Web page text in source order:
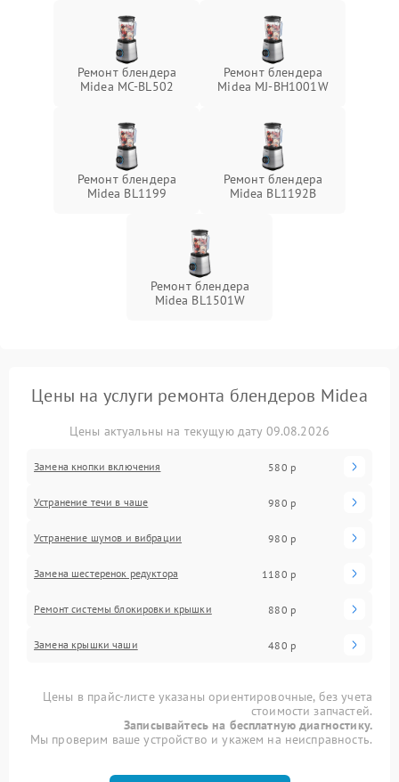
Ремонт блендера
Midea MC-BL502
Ремонт блендера
Midea MJ-BH1001W
Ремонт блендера
Midea BL1199
Ремонт блендера
Midea BL1192B
Ремонт блендера
Midea BL1501W
Цены на услуги ремонта блендеров Midea
Цены актуальны на текущую дату 09.08.2026
Замена кнопки включения 580 р
Устранение течи в чаше 980 р
Устранение шумов и вибрации 980 р
Замена шестеренок редуктора 1180 р
Ремонт системы блокировки крышки 880 р
Замена крышки чаши 480 р
Цены в прайс-листе указаны ориентировочные, без учета
стоимости запчастей.
Записывайтесь на бесплатную диагностику.
Мы проверим ваше устройство и укажем на неисправность.